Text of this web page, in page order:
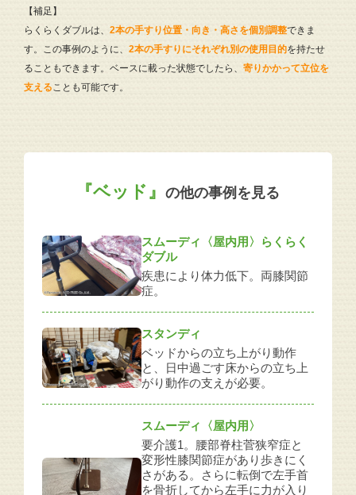
【補足】
らくらくダブルは、 2本の手すり位置・向き・高さを個別調整できま
す。この事例のように、 2本の手すりにそれぞれ別の使用目的を持たせ
ることもできます。ベースに載った状態でしたら、 寄りかかって立位を
支えることも可能です。
『ベッド』の他の事例を見る
スムーディ〈屋内用〉らくらく
ダブル
疾患により体力低下。両膝関節
症。
スタンディ
ベッドからの立ち上がり動作
と、日中過ごす床からの立ち上
がり動作の支えが必要。
スムーディ〈屋内用〉
要介護1。腰部脊柱菅狭窄症と
変形性膝関節症があり歩きにく
さがある。さらに転倒で左手首
を骨折してから左手に力が入り